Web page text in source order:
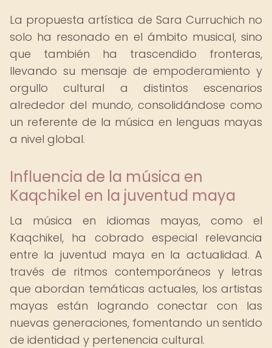
La propuesta artística de Sara Curruchich no
solo ha resonado en el ámbito musical, sino
que también ha trascendido fronteras,
llevando su mensaje de empoderamiento y
orgullo cultural a distintos escenarios
alrededor del mundo, consolidándose como
un referente de la música en lenguas mayas
a nivel global.
Influencia de la música en
Kaqchikel en la juventud maya
La música en idiomas mayas, como el
Kaqchikel, ha cobrado especial relevancia
entre la juventud maya en la actualidad. A
través de ritmos contemporáneos y letras
que abordan temáticas actuales, los artistas
mayas están logrando conectar con las
nuevas generaciones, fomentando un sentido
de identidad y pertenencia cultural.